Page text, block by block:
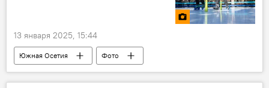
13 января 2025, 15:44
Южная Осетия Фото